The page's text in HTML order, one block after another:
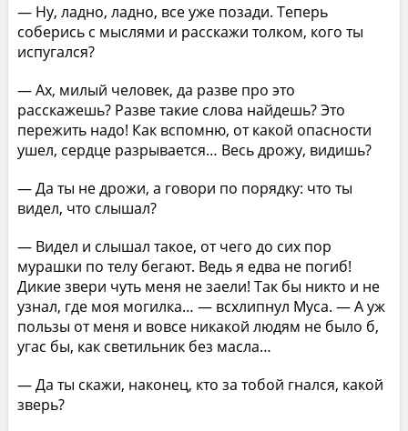
— Ну, ладно, ладно, все уже позади. Теперь
соберись с мыслями и расскажи толком, кого ты
испугался?
— Ах, милый человек, да разве про это
расскажешь? Разве такие слова найдешь? Это
пережить надо! Как вспомню, от какой опасности
ушел, сердце разрывается… Весь дрожу, видишь?
— Да ты не дрожи, а говори по порядку: что ты
видел, что слышал?
— Видел и слышал такое, от чего до сих пор
мурашки по телу бегают. Ведь я едва не погиб!
Дикие звери чуть меня не заели! Так бы никто и не
узнал, где моя могилка… — всхлипнул Муса. — А уж
пользы от меня и вовсе никакой людям не было б,
угас бы, как светильник без масла…
— Да ты скажи, наконец, кто за тобой гнался, какой
зверь?